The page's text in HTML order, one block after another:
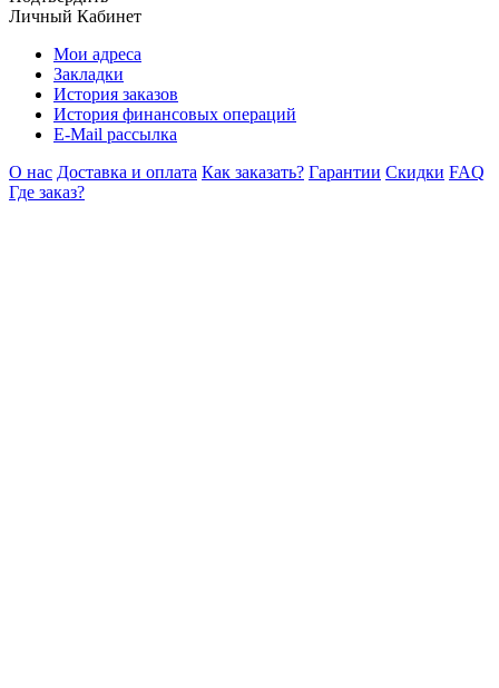
Личный Кабинет
Мои адреса
Закладки
История заказов
История финансовых операций
E-Mail рассылка
О нас Доставка и оплата Как заказать? Гарантии Скидки FAQ
Где заказ?